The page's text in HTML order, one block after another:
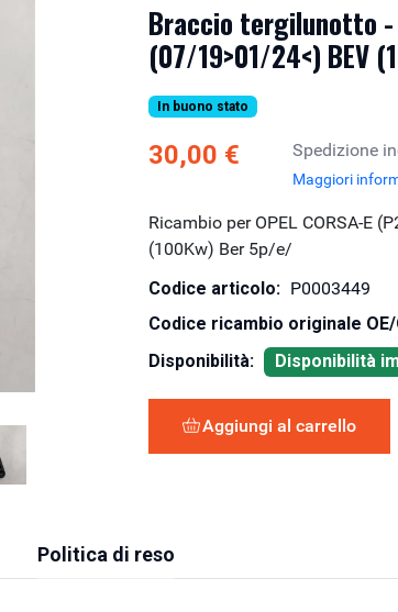
Braccio tergilunotto -
(07/19>01/24<) BEV
In buono stato
30,00 € Spedizione
Maggiori
Ricambio per OPEL CORSA-E
(100Kw) Ber 5p/e/
Codice articolo: P0003449
Codice ricambio originale OE/
Disponibilità:
Disponibilità
Aggiungi al carrello
Politica di reso